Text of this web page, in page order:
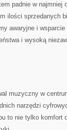
padnie w najmniej
ilości sprzedanych
awaryjne i
i wysoką
muzyczny w
narzędzi
to nie tylko komfort